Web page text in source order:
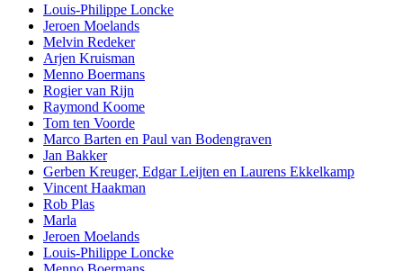
Louis-Philippe Loncke
Jeroen Moelands
Melvin Redeker
Arjen Kruisman
Menno Boermans
Rogier van Rijn
Raymond Koome
Tom ten Voorde
Marco Barten en Paul van Bodengraven
Jan Bakker
Gerben Kreuger, Edgar Leijten en Laurens Ekkelkamp
Vincent Haakman
Rob Plas
Marla
Jeroen Moelands
Louis-Philippe Loncke